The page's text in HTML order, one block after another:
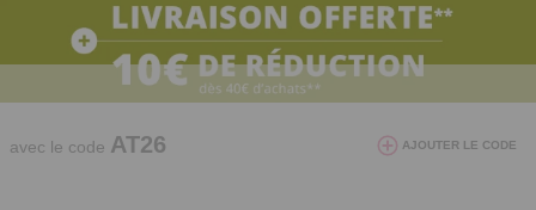
10€ de réduction dès 40€ d'achat. Offre
valable du 03/08/2026 au 12/08/2026.
avec le code AT26 AJOUTER LE CODE